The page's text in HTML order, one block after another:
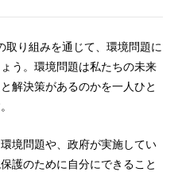
取り組みを通じて、環境問題に
う。環境問題は私たちの未来
解決策があるのかを一人ひと
境問題や、政府が実施してい
護のために自分にできること